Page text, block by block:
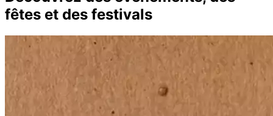
fêtes et des festivals